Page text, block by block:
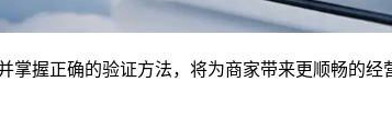
掌握正确的验证方法，将为商家带来更顺畅的经